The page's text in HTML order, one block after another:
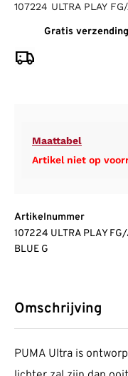
107224 ULTRA PLAY
Gratis
Maattabel
Artikel niet op
Artikelnummer
107224 ULTRA PLAY
BLUE G
Omschrijving
PUMA Ultra is